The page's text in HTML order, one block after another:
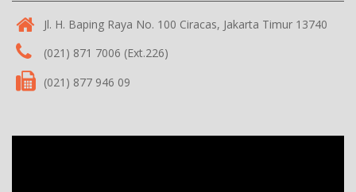
Jl. H. Baping Raya No. 100 Ciracas, Jakarta Timur 13740
(021) 871 7006 (Ext.226)
(021) 877 946 09